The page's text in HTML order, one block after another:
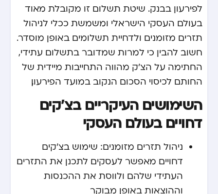
לפירעון בבנק. שיטת תשלום זו מקובלת מאוד
בעולם העסקי הישראלי ומשמשת ככלי לניהול
תזרים מזומנים ולדחיית תשלומים באופן מוסדר.
חשוב להבין כי למרות שמדובר בתשלום עתידי,
החתימה על הצ'ק מהווה התחייבות מיידית של
החותם לכיסוי הסכום הנקוב במועד הפירעון.
השימושים העיקריים בצ'קים
דחויים בעולם העסקי
ניהול תזרים מזומנים: שימוש בצ'קים
דחויים מאפשר לעסקים לתכנן את התזרים
העתידי שלהם ולווסת את ההכנסות
וההוצאות באופן מבוקר